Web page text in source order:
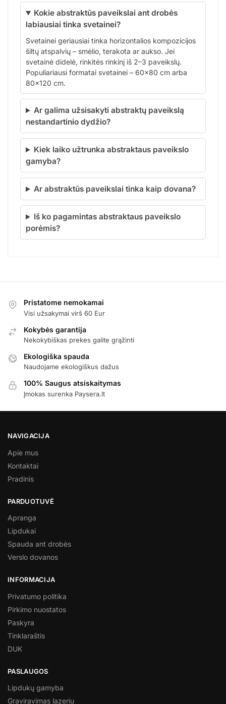
Kokie abstraktūs paveikslai ant drobės
labiausiai tinka svetainei?
Svetainei geriausiai tinka horizontalios kompozicijos
šiltų atspalvių – smėlio, terakota ar aukso. Jei
svetainė didelė, rinkitės rinkinį iš 2–3 paveikslų.
Populiariausi formatai svetainei – 60×80 cm arba
80×120 cm.
Ar galima užsisakyti abstraktų paveikslą
nestandartinio dydžio?
Kiek laiko užtrunka abstraktaus paveikslo
gamyba?
Ar abstraktūs paveikslai tinka kaip dovana?
Iš ko pagamintas abstraktaus paveikslo
porėmis?
Pristatome nemokamai
Visi užsakymai virš 60 Eur
Kokybės garantija
Nekokybiškas prekes galite grąžinti
Ekologiška spauda
Naudojame ekologiškus dažus
100% Saugus atsiskaitymas
Įmokas surenka Paysera.lt
NAVIGACIJA
Apie mus
Kontaktai
Pradinis
PARDUOTUVĖ
Apranga
Lipdukai
Spauda ant drobės
Verslo dovanos
INFORMACIJA
Privatumo politika
Pirkimo nuostatos
Paskyra
Tinklaraštis
DUK
PASLAUGOS
Lipdukų gamyba
Graviravimas lazeriu